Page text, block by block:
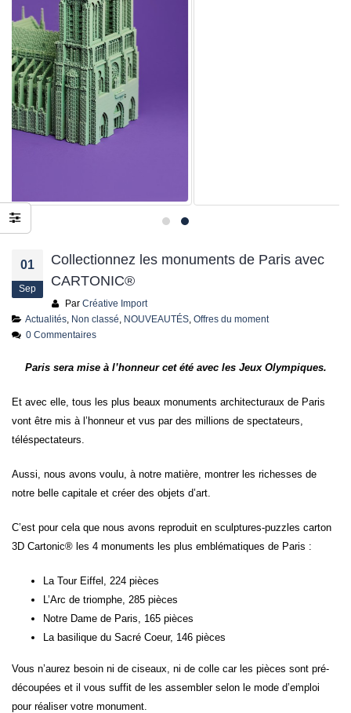
01
Sep
Collectionnez les monuments de Paris avec
CARTONIC®
Par Créative Import
Actualités, Non classé NOUVEAUTÉS, Offres du moment
0 Commentaires
Paris sera mise à l’honneur cet été avec les Jeux Olympiques.
Et avec elle, tous les plus beaux monuments architecturaux de Paris
vont être mis à l’honneur et vus par des millions de spectateurs,
téléspectateurs.
Aussi, nous avons voulu, à notre matière, montrer les richesses de
notre belle capitale et créer des objets d’art.
C’est pour cela que nous avons reproduit en sculptures-puzzles carton
3D Cartonic® les 4 monuments les plus emblématiques de Paris :
La Tour Eiffel, 224 pièces
L’Arc de triomphe, 285 pièces
Notre Dame de Paris, 165 pièces
La basilique du Sacré Coeur, 146 pièces
Vous n’aurez besoin ni de ciseaux, ni de colle car les pièces sont pré-
découpées et il vous suffit de les assembler selon le mode d’emploi
pour réaliser votre monument.